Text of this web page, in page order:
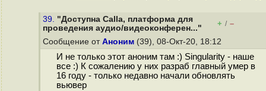
39. "Доступна Calla, платформа для
проведения аудио/видеоконферен..."
+ / –
Сообщение от Аноним (39), 08-Окт-20, 18:12
И не только этот аноним там :) Singularity - наше
все :) К сожалению у них разраб главный умер в
16 году - только недавно начали обновлять
вьювер